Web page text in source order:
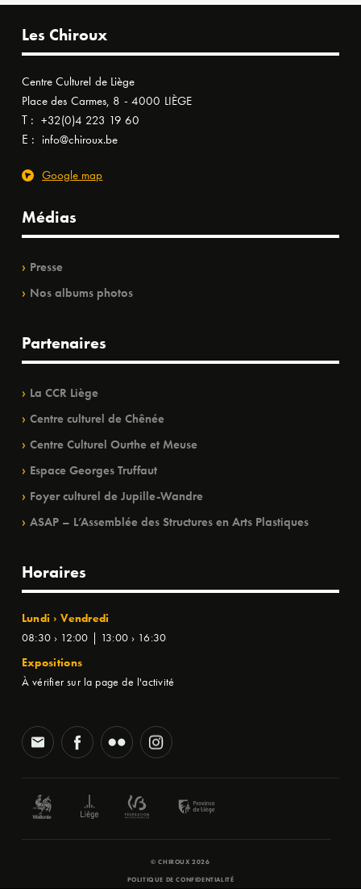
Les Chiroux
Centre Culturel de Liège
Place des Carmes, 8 - 4000 LIÈGE
T : +32(0)4 223 19 60
E : info@chiroux.be
Google map
Médias
Presse
Nos albums photos
Partenaires
La CCR Liège
Centre culturel de Chênée
Centre Culturel Ourthe et Meuse
Espace Georges Truffaut
Foyer culturel de Jupille-Wandre
ASAP – L’Assemblée des Structures en Arts Plastiques
Horaires
Lundi › Vendredi
08:30 › 12:00 | 13:00 › 16:30
Expositions
À vérifier sur la page de l'activité
© CHIROUX 2026
POLITIQUE DE CONFIDENTIALITÉ